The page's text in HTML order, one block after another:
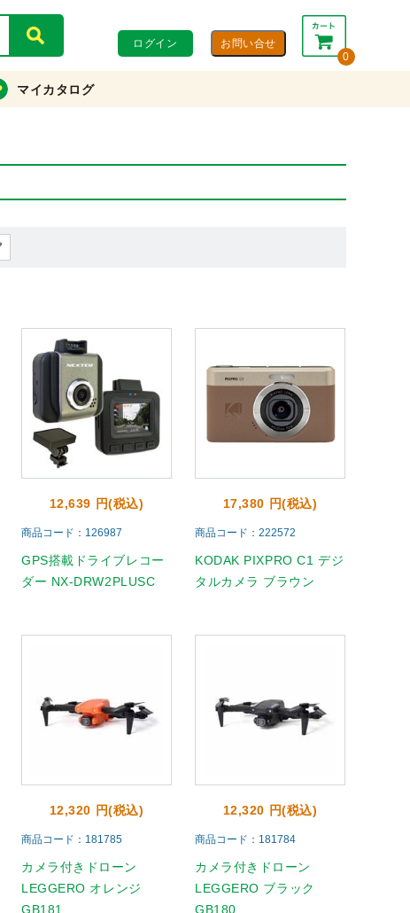
ログイン
0
合計： 0円
カートを見る・注文する
マイカタログ
12,639 円(税込)
商品コード：126987
GPS搭載ドライブレコー
ダー NX-DRW2PLUSC
17,380 円(税込)
商品コード：222572
KODAK PIXPRO C1 デジ
タルカメラ ブラウン
12,320 円(税込)
商品コード：181785
カメラ付きドローン
LEGGERO オレンジ
GB181
12,320 円(税込)
商品コード：181784
カメラ付きドローン
LEGGERO ブラック
GB180